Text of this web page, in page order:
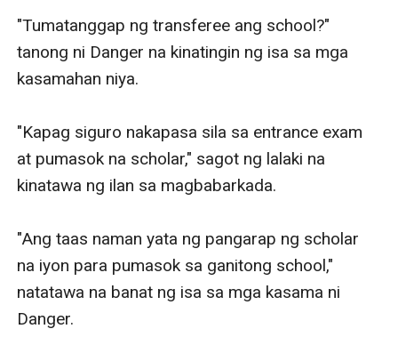
"Tumatanggap ng transferee ang school?"
tanong ni Danger na kinatingin ng isa sa mga
kasamahan niya.
"Kapag siguro nakapasa sila sa entrance exam
at pumasok na scholar," sagot ng lalaki na
kinatawa ng ilan sa magbabarkada.
"Ang taas naman yata ng pangarap ng scholar
na iyon para pumasok sa ganitong school,"
natatawa na banat ng isa sa mga kasama ni
Danger.